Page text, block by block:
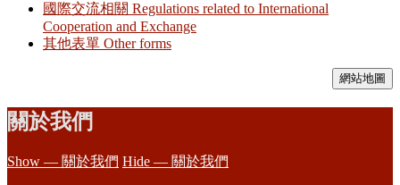
國際交流相關 Regulations related to International
Cooperation and Exchange
其他表單 Other forms
網站地圖
關於我們
Show — 關於我們 Hide — 關於我們